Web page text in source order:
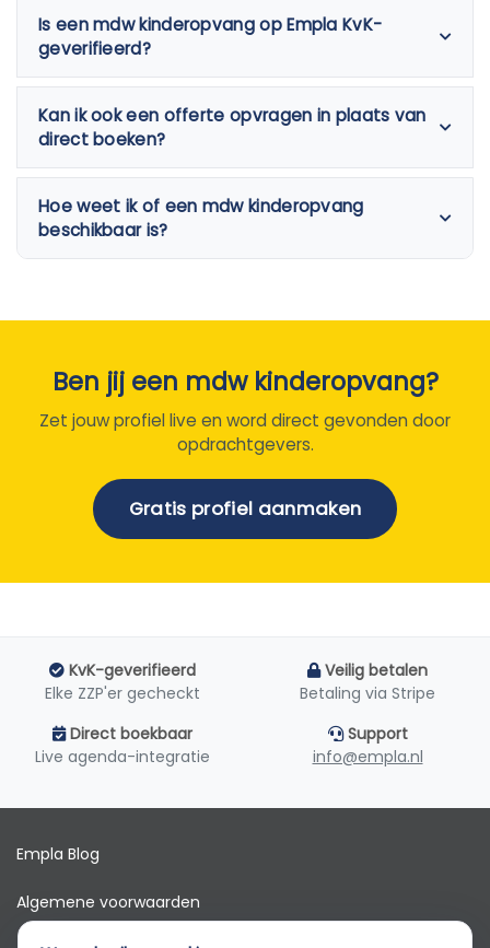
Is een mdw kinderopvang op Empla KvK-
geverifieerd?
Kan ik ook een offerte opvragen in plaats van
direct boeken?
Hoe weet ik of een mdw kinderopvang
beschikbaar is?
Ben jij een mdw kinderopvang?
Zet jouw profiel live en word direct gevonden door
opdrachtgevers.
Gratis profiel aanmaken
KvK-geverifieerd
Elke ZZP'er gecheckt
Veilig betalen
Betaling via Stripe
Direct boekbaar
Live agenda-integratie
Support
info@empla.nl
Empla Blog
Algemene voorwaarden